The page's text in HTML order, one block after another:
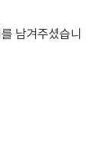
남겨주셨습니